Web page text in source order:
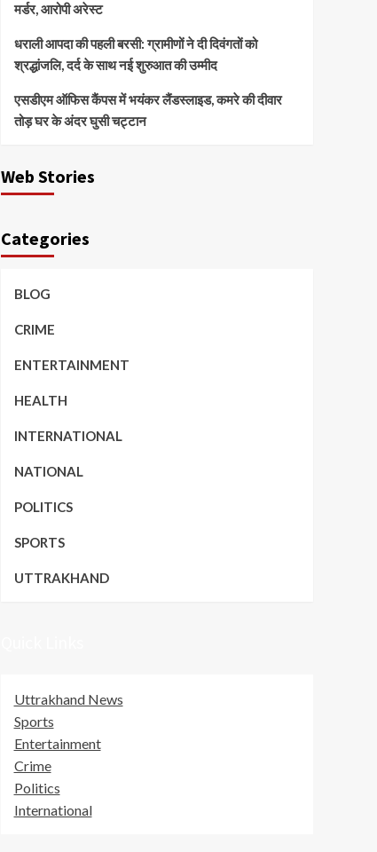
मर्डर, आरोपी अरेस्ट
धराली आपदा की पहली बरसी: ग्रामीणों ने दी दिवंगतों को
श्रद्धांजलि, दर्द के साथ नई शुरुआत की उम्मीद
एसडीएम ऑफिस कैंपस में भयंकर लैंडस्लाइड, कमरे की दीवार
तोड़ घर के अंदर घुसी चट्टान
Web Stories
Categories
BLOG
CRIME
ENTERTAINMENT
HEALTH
INTERNATIONAL
NATIONAL
POLITICS
SPORTS
UTTRAKHAND
Uttrakhand News
Sports
Entertainment
Crime
Politics
International